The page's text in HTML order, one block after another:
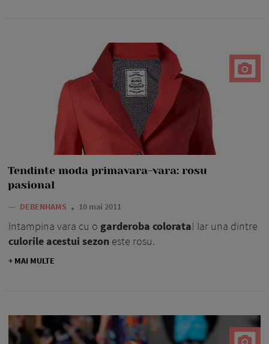
Tendinte moda primavara-vara: rosu
pasional
— DEBENHAMS 10 mai 2011
Intampina vara cu o garderoba colorata! Iar una dintre
culorile acestui sezon este rosu.
+ MAI MULTE